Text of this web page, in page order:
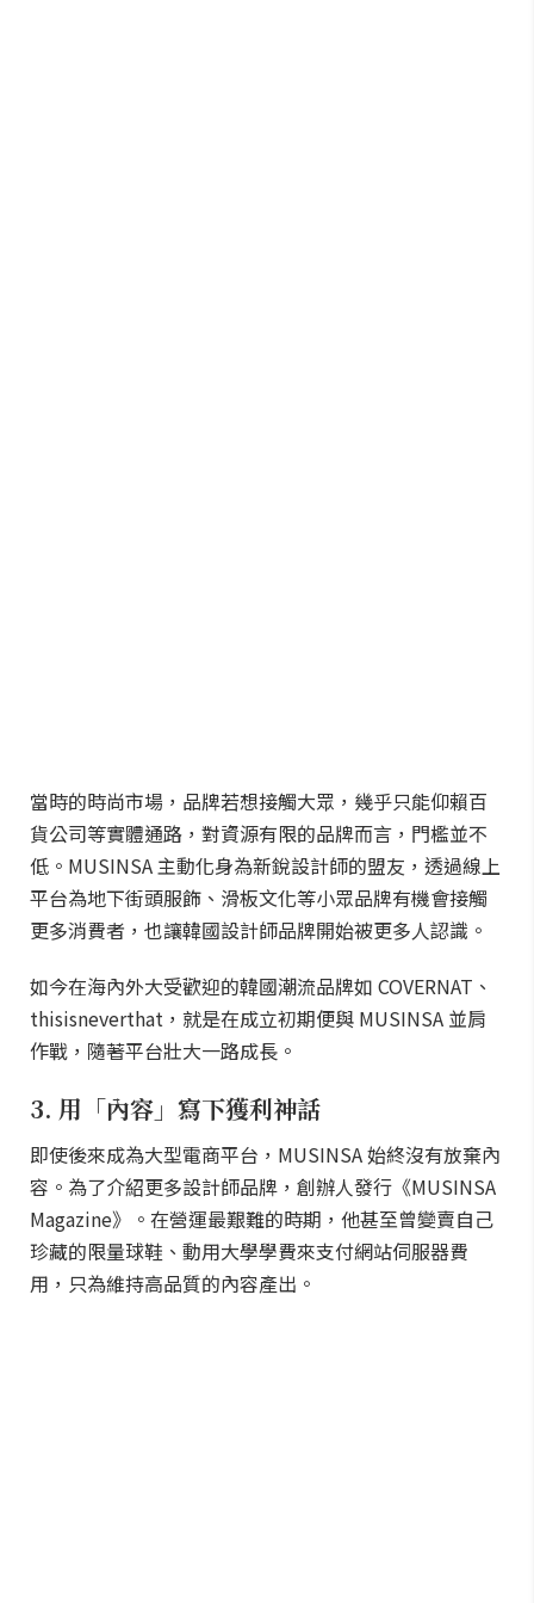
當時的時尚市場，品牌若想接觸大眾，幾乎只能仰賴百
貨公司等實體通路，對資源有限的品牌而言，門檻並不
低。MUSINSA 主動化身為新銳設計師的盟友，透過線上
平台為地下街頭服飾、滑板文化等小眾品牌有機會接觸
更多消費者，也讓韓國設計師品牌開始被更多人認識。
如今在海內外大受歡迎的韓國潮流品牌如 COVERNAT、
thisisneverthat，就是在成立初期便與 MUSINSA 並肩
作戰，隨著平台壯大一路成長。
3. 用「內容」寫下獲利神話
即使後來成為大型電商平台，MUSINSA 始終沒有放棄內
容。為了介紹更多設計師品牌，創辦人發行《MUSINSA
Magazine》。在營運最艱難的時期，他甚至曾變賣自己
珍藏的限量球鞋、動用大學學費來支付網站伺服器費
用，只為維持高品質的內容產出。